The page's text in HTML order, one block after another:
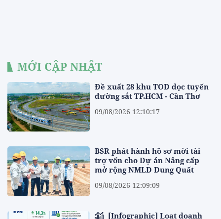
MỚI CẬP NHẬT
Đề xuất 28 khu TOD dọc tuyến
đường sắt TP.HCM - Cần Thơ
09/08/2026 12:10:17
BSR phát hành hồ sơ mời tài
trợ vốn cho Dự án Nâng cấp
mở rộng NMLD Dung Quất
09/08/2026 12:09:09